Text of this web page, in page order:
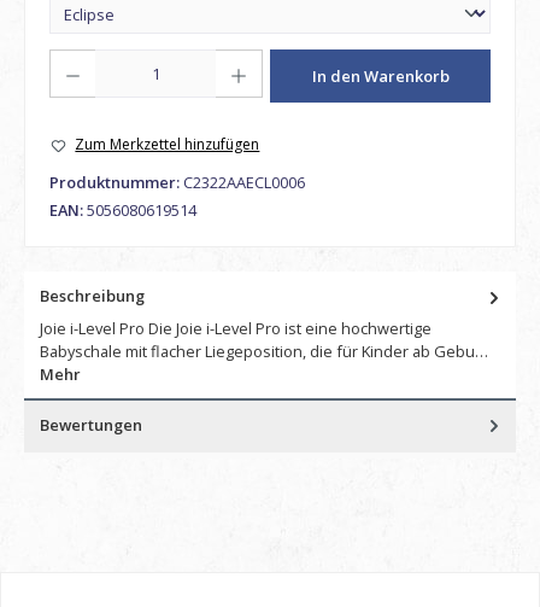
In den Warenkorb
Zum Merkzettel hinzufügen
Produktnummer: C2322AAECL0006
EAN:5056080619514
Beschreibung
Joie i-Level Pro Die Joie i-Level Pro ist eine hochwertige
Babyschale mit flacher Liegeposition, die für Kinder ab Gebu…
Mehr
Bewertungen